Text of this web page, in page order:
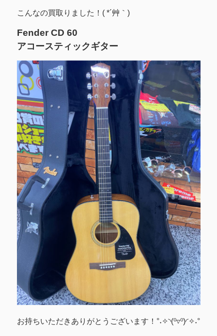
こんなの買取りました！( *´艸｀)
Fender CD 60
アコースティックギター
お持ちいただきありがとうございます！°˖✧◝(⁰▿⁰)◜✧˖°